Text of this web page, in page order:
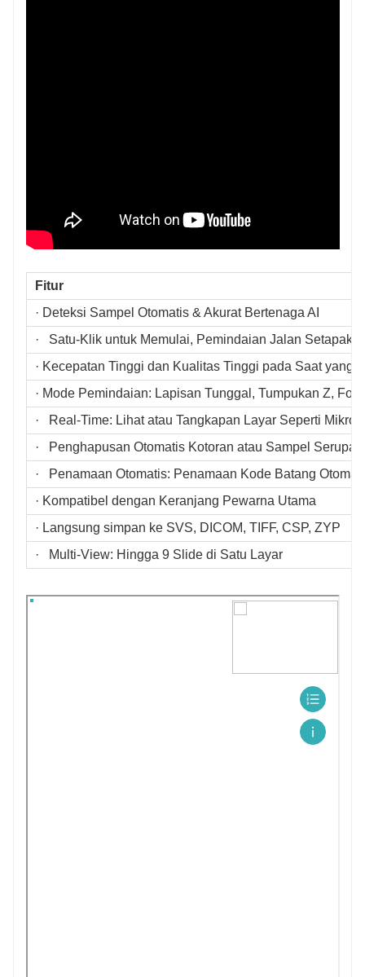
Fitur
· Deteksi Sampel Otomatis & Akurat Bertenaga AI
· Satu-Klik untuk Memulai, Pemindaian Jalan Setapak
· Kecepatan Tinggi dan Kualitas Tinggi pada Saat yang
· Mode Pemindaian: Lapisan Tunggal, Tumpukan Z,
· Real-Time: Lihat atau Tangkapan Layar Seperti
· Penghapusan Otomatis Kotoran atau Sampel Serupa
· Penamaan Otomatis: Penamaan Kode Batang
· Kompatibel dengan Keranjang Pewarna Utama
· Langsung simpan ke SVS, DICOM, TIFF, CSP, ZYP
· Multi-View: Hingga 9 Slide di Satu Layar